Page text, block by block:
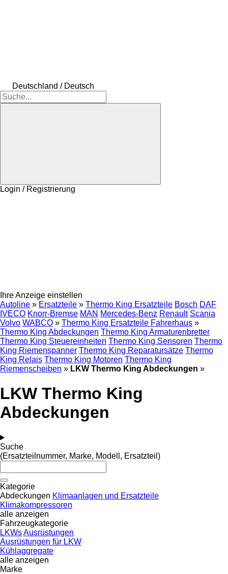
Deutschland / Deutsch
Login / Registrierung
Ihre Anzeige einstellen
Autoline » Ersatzteile » Thermo King Ersatzteile Bosch DAF
IVECO Knorr-Bremse MAN Mercedes-Benz Renault Scania
Volvo WABCO » Thermo King Ersatzteile Fahrerhaus »
Thermo King Abdeckungen Thermo King Armaturenbretter
Thermo King Steuereinheiten Thermo King Sensoren Thermo
King Riemenspanner Thermo King Reparatursätze Thermo
King Relais Thermo King Motoren Thermo King
Riemenscheiben » LKW Thermo King Abdeckungen »
LKW Thermo King
Abdeckungen
Suche
(Ersatzteilnummer, Marke, Modell, Ersatzteil)
Kategorie
Abdeckungen Klimaanlagen und Ersatzteile
Klimakompressoren
alle anzeigen
Fahrzeugkategorie
LKWsAusrüstungen
Ausrüstungen für LKW
Kühlaggregate
alle anzeigen
Marke